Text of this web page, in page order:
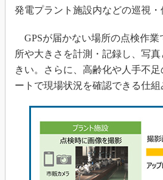
発電プラント施設内などの巡視・
GPSが届かない場所の点検作業
所や大きさを計測・記録し、写
きい。さらに、高齢化や人手不
ートで現場状況を確認できる仕組